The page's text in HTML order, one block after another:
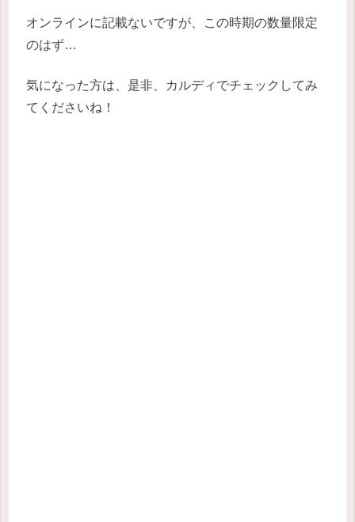
オンラインに記載ないですが、この時期の数量限定
のはず…
気になった方は、是非、カルディでチェックしてみ
てくださいね！